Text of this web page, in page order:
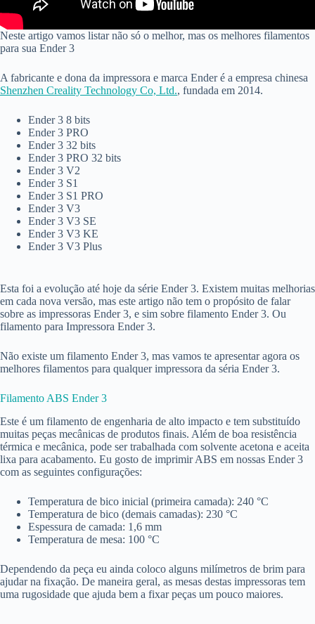
Neste artigo vamos listar não só o melhor, mas os melhores filamentos
para sua Ender 3
A fabricante e dona da impressora e marca Ender é a empresa chinesa
Shenzhen Creality Technology Co, Ltd., fundada em 2014.
Ender 3 8 bits
Ender 3 PRO
Ender 3 32 bits
Ender 3 PRO 32 bits
Ender 3 V2
Ender 3 S1
Ender 3 S1 PRO
Ender 3 V3
Ender 3 V3 SE
Ender 3 V3 KE
Ender 3 V3 Plus
Esta foi a evolução até hoje da série Ender 3. Existem muitas melhorias
em cada nova versão, mas este artigo não tem o propósito de falar
sobre as impressoras Ender 3, e sim sobre filamento Ender 3. Ou
filamento para Impressora Ender 3.
Não existe um filamento Ender 3, mas vamos te apresentar agora os
melhores filamentos para qualquer impressora da séria Ender 3.
Filamento ABS Ender 3
Este é um filamento de engenharia de alto impacto e tem substituído
muitas peças mecânicas de produtos finais. Além de boa resistência
térmica e mecânica, pode ser trabalhada com solvente acetona e aceita
lixa para acabamento. Eu gosto de imprimir ABS em nossas Ender 3
com as seguintes configurações:
Temperatura de bico inicial (primeira camada): 240 °C
Temperatura de bico (demais camadas): 230 °C
Espessura de camada: 1,6 mm
Temperatura de mesa: 100 °C
Dependendo da peça eu ainda coloco alguns milímetros de brim para
ajudar na fixação. De maneira geral, as mesas destas impressoras tem
uma rugosidade que ajuda bem a fixar peças um pouco maiores.